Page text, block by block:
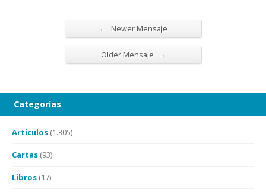
← Newer Mensaje
Older Mensaje →
Categorías
Artículos (1.305)
Cartas (93)
Libros (17)